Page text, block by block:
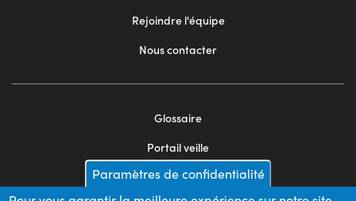
Rejoindre l'équipe
Nous contacter
Glossaire
Portail veille
Mentions légales
Paramètres de confidentialité